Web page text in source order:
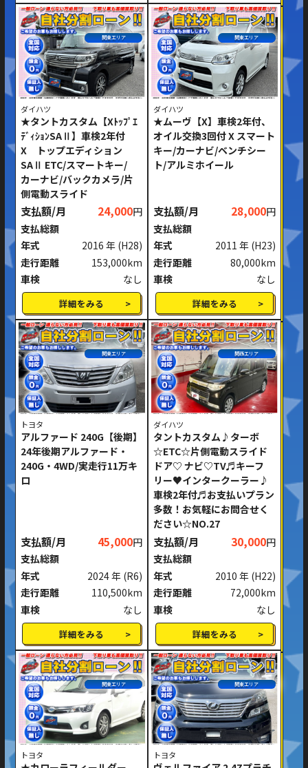
関東エリア
ダイハツ
★タントカスタム【Xﾄｯﾌﾟｴ
ﾃﾞｨｼｮﾝSAⅡ】車検2年付
X トップエディション
SAⅡ ETC/スマートキー/
カーナビ/バックカメラ/片
側電動スライド
支払額/月 24,000円
支払総額
年式
2016 年 (H28)
走行距離
153,000km
車検
なし
詳細をみる
関東エリア
ダイハツ
★ムーヴ【X】車検2年付、
オイル交換3回付 X スマート
キー/カーナビ/ベンチシー
ト/アルミホイール
支払額/月 28,000円
支払総額
年式
2011 年 (H23)
走行距離
80,000km
車検
なし
詳細をみる
関東エリア
トヨタ
アルファード 240G【後期】
24年後期アルファード・
240G・4WD/実走行11万キ
ロ
支払額/月 45,000円
支払総額
年式
2024 年 (R6)
走行距離
110,500km
車検
なし
詳細をみる
関西エリア
ダイハツ
タントカスタム♪ターボ
☆ETC☆片側電動スライド
ドア♡ ナビ♡TV♬キーフ
リー♥インタークーラー♪
車検2年付♬お支払いプラン
多数！お気軽にお問合せく
ださい☆NO.27
支払額/月 30,000円
支払総額
年式
2010 年 (H22)
走行距離
72,000km
車検
なし
詳細をみる
関東エリア
トヨタ
関東エリア
トヨタ